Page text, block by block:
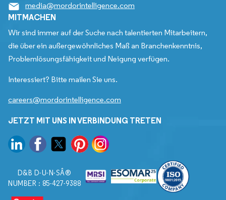
media@mordorintelligence.com
MITMACHEN
Wir sind immer auf der Suche nach talentierten Mitarbeitern,
die über ein außergewöhnliches Maß an Branchenkenntnis,
Problemlösungsfähigkeit und Neigung verfügen.
Interessiert? Bitte mailen Sie uns.
careers@mordorintelligence.com
JETZT MIT UNS IN VERBINDUNG TRETEN
D&B D-U-N-SÂ®
NUMBER : 85-427-9388